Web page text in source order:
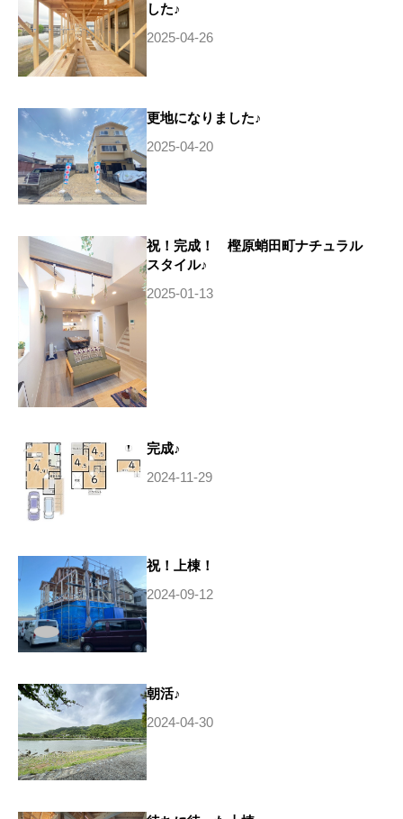
した♪
2025-04-26
更地になりました♪
2025-04-20
祝！完成！ 樫原蛸田町ナチュラル
スタイル♪
2025-01-13
完成♪
2024-11-29
祝！上棟！
2024-09-12
朝活♪
2024-04-30